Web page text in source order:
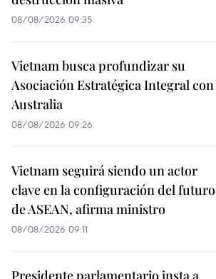
08/08/2026 09:35
Vietnam busca profundizar su
Asociación Estratégica Integral con
Australia
08/08/2026 09:26
Vietnam seguirá siendo un actor
clave en la configuración del futuro
de ASEAN, afirma ministro
08/08/2026 09:11
Presidente parlamentario insta a